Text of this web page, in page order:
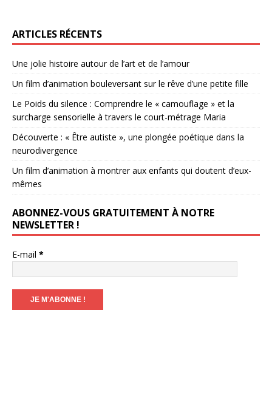
ARTICLES RÉCENTS
Une jolie histoire autour de l’art et de l’amour
Un film d’animation bouleversant sur le rêve d’une petite fille
Le Poids du silence : Comprendre le « camouflage » et la
surcharge sensorielle à travers le court-métrage Maria
Découverte : « Être autiste », une plongée poétique dans la
neurodivergence
Un film d’animation à montrer aux enfants qui doutent d’eux-
mêmes
ABONNEZ-VOUS GRATUITEMENT À NOTRE
NEWSLETTER !
E-mail *